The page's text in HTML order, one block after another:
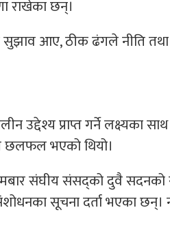
राखेका छन्।
सुझाव आए, ठीक ढंगले नीति
प्राप्त गर्ने लक्ष्यका
छलफल भएको थियो।
संघीय संसद्को दुवै
सूचना दर्ता भएका छन्।